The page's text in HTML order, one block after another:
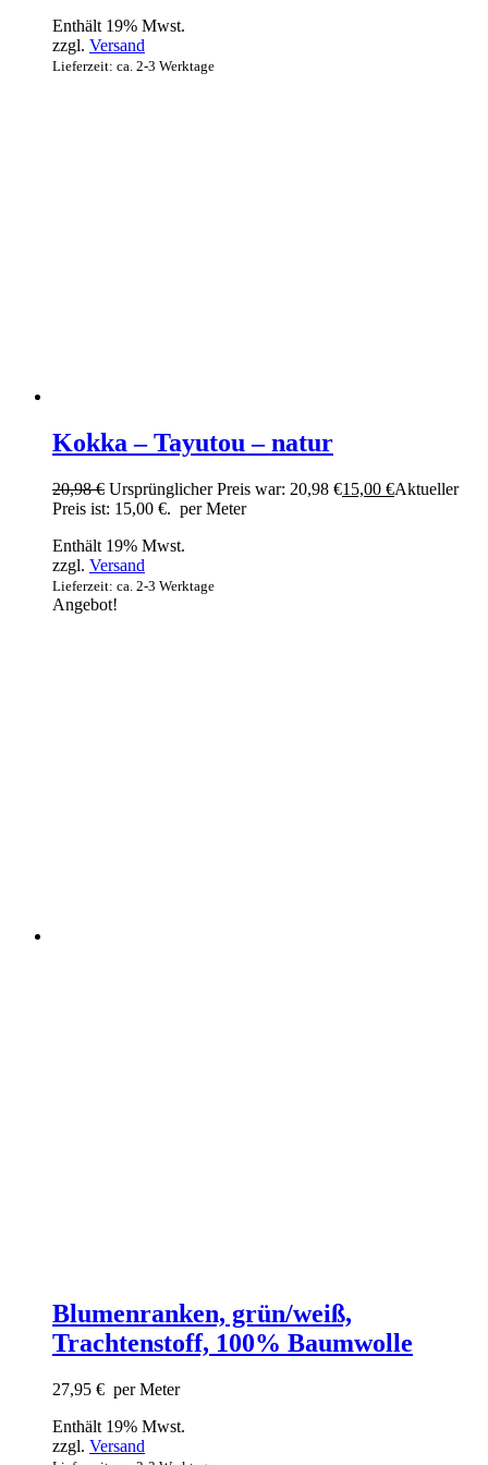
Enthält 19% Mwst.
zzgl. Versand
Lieferzeit: ca. 2-3 Werktage
Kokka – Tayutou – natur
20,98€ Ursprünglicher Preis war: 20,98 €15,00 €Aktueller
Preis ist: 15,00 €. per Meter
Enthält 19% Mwst.
zzgl. Versand
Lieferzeit: ca. 2-3 Werktage
Angebot!
Blumenranken, grün/weiß,
Trachtenstoff, 100% Baumwolle
27,95 € per Meter
Enthält 19% Mwst.
zzgl. Versand